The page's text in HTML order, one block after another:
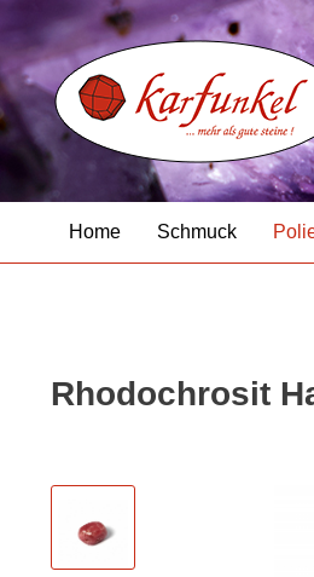
Home Schmuck
Rhodochrosit